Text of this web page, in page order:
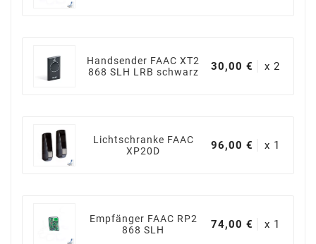
Handsender FAAC XT2
868 SLH LRB schwarz
30,00 € x 2
Lichtschranke FAAC
XP20D
96,00 € x 1
Empfänger FAAC RP2
868 SLH
74,00 € x 1